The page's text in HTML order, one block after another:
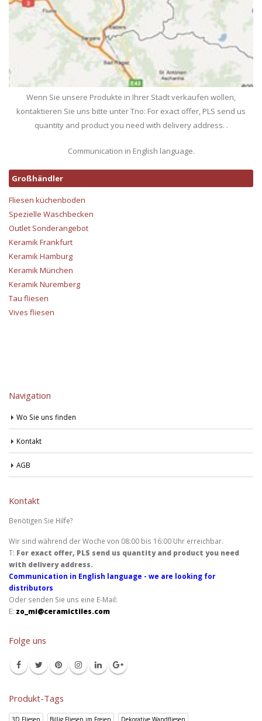
Wenn Sie unsere Produkte in Ihrer Stadt verkaufen wollen,
kontaktieren Sie uns bitte unter Tno: For exact offer, PLS send us
quantity and product you need with delivery address. .
Communication in English language.
Großhändler
Fliesen küchenboden
Spezielle Waschbecken
Outlet Sonderangebot
Keramik Frankfurt
Keramik Hamburg
Keramik München
Keramik Nuremberg
Tau fliesen
Vives fliesen
Navigation
Wo Sie uns finden
Kontakt
AGB
Kontakt
Benötigen Sie Hilfe?
Wir sind während der Woche von 08:00 bis 16:00 Uhr erreichbar.
T: For exact offer, PLS send us quantity and product you need
with delivery address.
Communication in English language - we are looking for
distributors
Oder senden Sie uns eine E-Mail:
E: zo_mi@ceramictiles.com
Folge uns
Produkt-Tags
3D Fliesen Billig Fliesen im Freien Dekorative Wandfliesen